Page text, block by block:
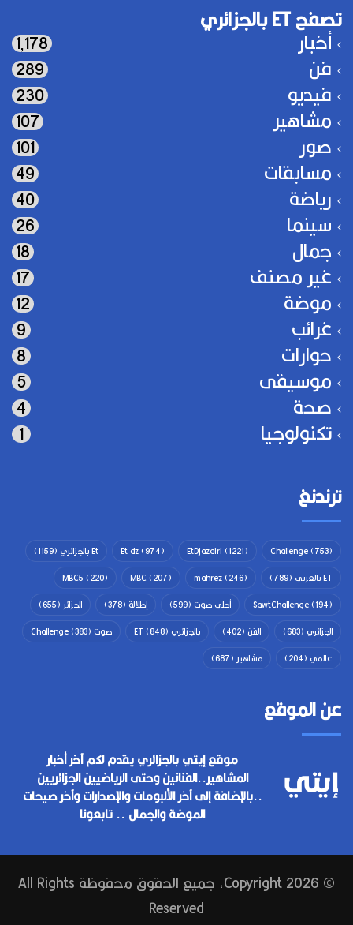
تصفح ET بالجزائري
أخبار 1٬178
فن 289
فيديو 230
مشاهير 107
صور 101
مسابقات 49
رياضة 40
سينما 26
جمال 18
غير مصنف 17
موضة 12
غرائب 9
حوارات 8
موسيقى 5
صحة 4
تكنولوجيا 1
ترندنغ
Challenge(753)
EtDjazairi (1221)
Et dz(974) Et بالجزائري
(1159)
ET بالعربي
(789)
mahrez(246)
MBC(207)
MBC5 (220)
SawtChallenge(194) أحلى صوت (599) إطلالة (378) الجزائر (655)
الجزائري (683) الفن (402) بالجزائري ET (848) صوت Challenge (383)
عالمي (204) مشاهير (687)
عن الموقع
موقع إيتي بالجزائري يقدم لكم آخر أخبار
المشاهير..الفنانين وحتى الرياضيين الجزائريين
..بالإضافة إلى آخر الألبومات والإصدارات وآخر صيحات
الموضة والجمال .. تابعونا
© Copyright 2026, جميع الحقوق محفوظة All Rights
Reserved